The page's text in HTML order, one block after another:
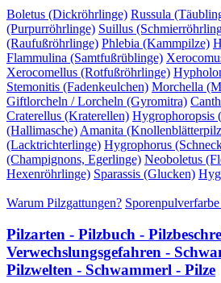
Boletus (Dickröhrlinge) Russula
(Purpurröhrlinge) Suillus
(Raufußröhrlinge) Phlebia (Kammpilze)
Flammulina (Samtfußrüblinge)
Xerocomellus (Rotfußröhrlinge)
Stemonitis (Fadenkeulchen) Morchella
Giftlorcheln / Lorcheln (Gyromitra)
Craterellus (Kraterellen) Hygrophoropsis
(Hallimasche) Amanita
(Lacktrichterlinge) Hygrophorus
(Champignons, Egerlinge) Neoboletus
Hexenröhrlinge) Sparassis (Glucken)
Warum Pilzgattungen?
Pilzarten - Pilzbuch -
Verwechslungsgefahren -
Pilzwelten - Schwammerl - Pilze